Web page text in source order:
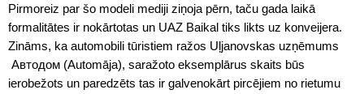
Pirmoreiz par šo modeli mediji ziņoja pērn, taču gada laikā
formalitātes ir nokārtotas un UAZ Baikal tiks likts uz konveijera.
Zināms, ka automobili tūristiem ražos Uļjanovskas uzņēmums
Автодом (Automāja), saražoto eksemplārus skaits būs
ierobežots un paredzēts tas ir galvenokārt pircējiem no rietumu